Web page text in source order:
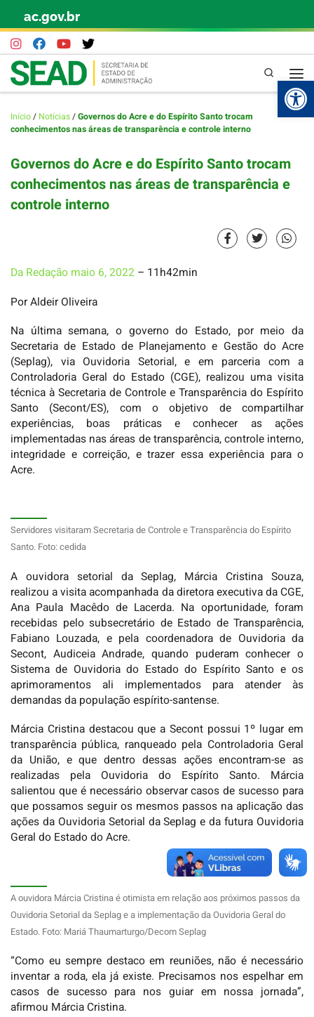
Skip to content
ac.gov.br
Pesquisa
Início/ Notícias/Governos do Acre e do Espírito Santo trocam
conhecimentos nas áreas de transparência e controle interno
Governos do Acre e do Espírito Santo trocam
conhecimentos nas áreas de transparência e
controle interno
Da Redação maio 6, 2022 – 11h42min
Por Aldeir Oliveira
Na última semana, o governo do Estado, por meio da
Secretaria de Estado de Planejamento e Gestão do Acre
(Seplag), via Ouvidoria Setorial, e em parceria com a
Controladoria Geral do Estado (CGE), realizou uma visita
técnica à Secretaria de Controle e Transparência do Espírito
Santo (Secont/ES), com o objetivo de compartilhar
experiências, boas práticas e conhecer as ações
implementadas nas áreas de transparência, controle interno,
integridade e correição, e trazer essa experiência para o
Acre.
Servidores visitaram Secretaria de Controle e Transparência do Espírito
Santo. Foto: cedida
A ouvidora setorial da Seplag, Márcia Cristina Souza,
realizou a visita acompanhada da diretora executiva da CGE,
Ana Paula Macêdo de Lacerda. Na oportunidade, foram
recebidas pelo subsecretário de Estado de Transparência,
Fabiano Louzada, e pela coordenadora de Ouvidoria da
Secont, Audiceia Andrade, quando puderam conhecer o
Sistema de Ouvidoria do Estado do Espírito Santo e os
aprimoramentos ali implementados para atender às
demandas da população espírito-santense.
Márcia Cristina destacou que a Secont possui 1º lugar em
transparência pública, ranqueado pela Controladoria Geral
da União, e que dentro dessas ações encontram-se as
realizadas pela Ouvidoria do Espírito Santo. Márcia
salientou que é necessário observar casos de sucesso para
que possamos seguir os mesmos passos na aplicação das
ações da Ouvidoria Setorial da Seplag e da futura Ouvidoria
Geral do Estado do Acre.
A ouvidora Márcia Cristina é otimista em relação aos próximos passos da
Ouvidoria Setorial da Seplag e a implementação da Ouvidoria Geral do
Estado. Foto: Mariá Thaumarturgo/Decom Seplag
“Como eu sempre destaco em reuniões, não é necessário
inventar a roda, ela já existe. Precisamos nos espelhar em
casos de sucesso para nos guiar em nossa jornada”,
afirmou Márcia Cristina.